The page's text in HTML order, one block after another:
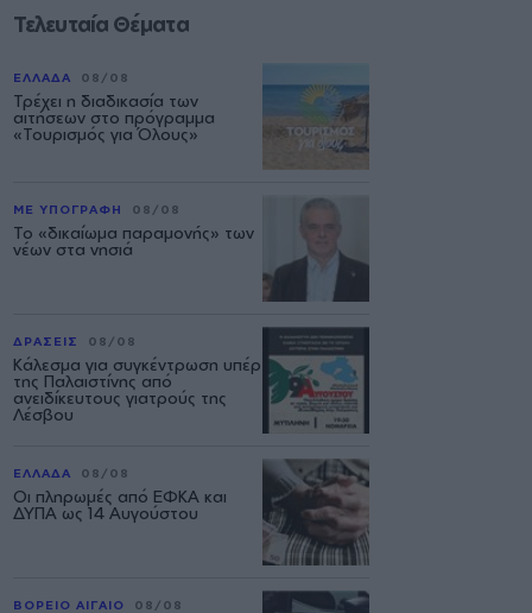
Τελευταία Θέματα
ΕΛΛΑΔΑ 08/08
Τρέχει η διαδικασία των
αιτήσεων στο πρόγραμμα
«Τουρισμός για Όλους»
ΜΕ ΥΠΟΓΡΑΦΗ 08/08
Το «δικαίωμα παραμονής» των
νέων στα νησιά
ΔΡΑΣΕΙΣ 08/08
Κάλεσμα για συγκέντρωση υπέρ
της Παλαιστίνης από
ανειδίκευτους γιατρούς της
Λέσβου
ΕΛΛΑΔΑ 08/08
Οι πληρωμές από ΕΦΚΑ και
ΔΥΠΑ ως 14 Αυγούστου
ΒΟΡΕΙΟ ΑΙΓΑΙΟ 08/08